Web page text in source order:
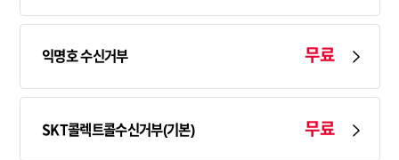
익명호 수신거부 무료
SKT콜렉트콜수신거부(기본) 무료